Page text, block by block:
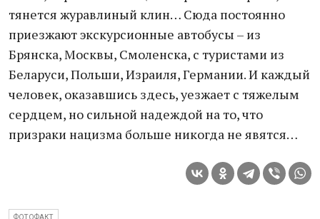
тянется журавлиный клин… Сюда постоянно
приезжают экскурсионные автобусы – из
Брянска, Москвы, Смоленска, с туристами из
Беларуси, Польши, Израиля, Германии. И каждый
человек, оказавшись здесь, уезжает с тяжелым
сердцем, но сильной надеждой на то, что
призраки нацизма больше никогда не явятся…
ФОТОФАКТ